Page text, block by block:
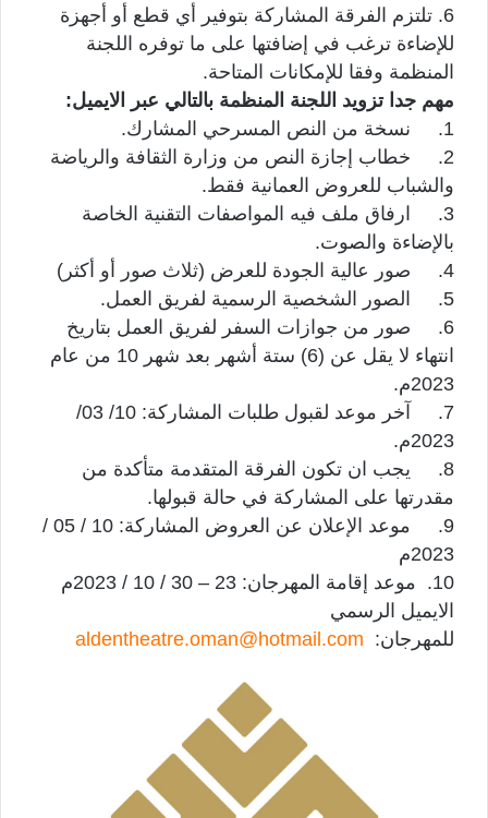
6. تلتزم الفرقة المشاركة بتوفير أي قطع أو أجهزة
للإضاءة ترغب في إضافتها على ما توفره اللجنة
المنظمة وفقا للإمكانات المتاحة.
مهم جدا تزويد اللجنة المنظمة بالتالي عبر الايميل:
1. نسخة من النص المسرحي المشارك.
2. خطاب إجازة النص من وزارة الثقافة والرياضة
والشباب للعروض العمانية فقط.
3. ارفاق ملف فيه المواصفات التقنية الخاصة
بالإضاءة والصوت.
4. صور عالية الجودة للعرض (ثلاث صور أو أكثر)
5. الصور الشخصية الرسمية لفريق العمل.
6. صور من جوازات السفر لفريق العمل بتاريخ
انتهاء لا يقل عن (6) ستة أشهر بعد شهر 10 من عام
2023م.
7. آخر موعد لقبول طلبات المشاركة: 10/ 03/
2023م.
8. يجب ان تكون الفرقة المتقدمة متأكدة من
مقدرتها على المشاركة في حالة قبولها.
9. موعد الإعلان عن العروض المشاركة: 10 / 05 /
2023م
10. موعد إقامة المهرجان: 23 – 30 / 10 / 2023م
الايميل الرسمي
للمهرجان: